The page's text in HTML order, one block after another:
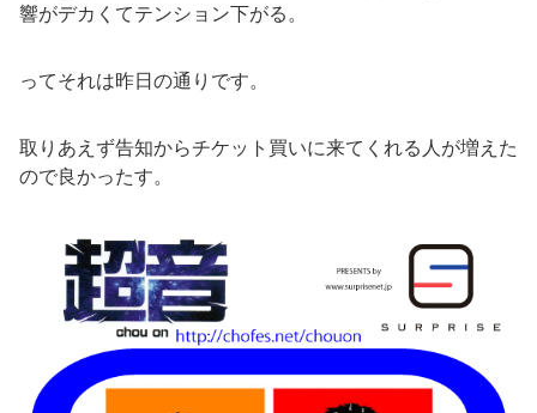
響がデカくてテンション下がる。
ってそれは昨日の通りです。
取りあえず告知からチケット買いに来てくれる人が増えた
ので良かったす。